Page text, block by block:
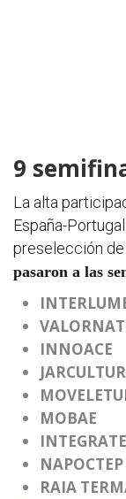
9
La alta
España-
preselección de
pasaron a las
INNOACE
JARCULTUR
MOBAE
NAPOCTEP
RAIA